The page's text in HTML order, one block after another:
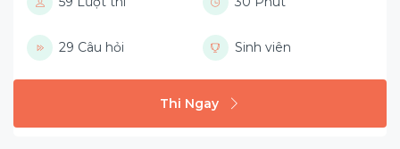
29 Câu hỏi Sinh viên
Thi Ngay